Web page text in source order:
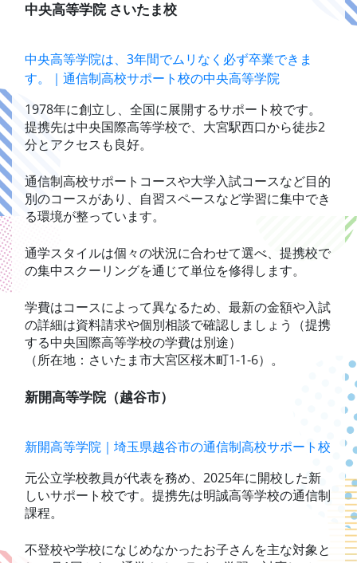
中央高等学院 さいたま校
中央高等学院は、3年間でムリなく必ず卒業できま
す。｜通信制高校サポート校の中央高等学院
1978年に創立し、全国に展開するサポート校です。
提携先は中央国際高等学校で、大宮駅西口から徒歩2
分とアクセスも良好。
通信制高校サポートコースや大学入試コースなど目的
別のコースがあり、自習スペースなど学習に集中でき
る環境が整っています。
通学スタイルは個々の状況に合わせて選べ、提携校で
の集中スクーリングを通じて単位を修得します。
学費はコースによって異なるため、最新の金額や入試
の詳細は資料請求や個別相談で確認しましょう（提携
する中央国際高等学校の学費は別途）
（所在地：さいたま市大宮区桜木町1-1-6）。
新開高等学院（越谷市）
新開高等学院｜埼玉県越谷市の通信制高校サポート校
元公立学校教員が代表を務め、2025年に開校した新
しいサポート校です。提携先は明誠高等学校の通信制
課程。
不登校や学校になじめなかったお子さんを主な対象と